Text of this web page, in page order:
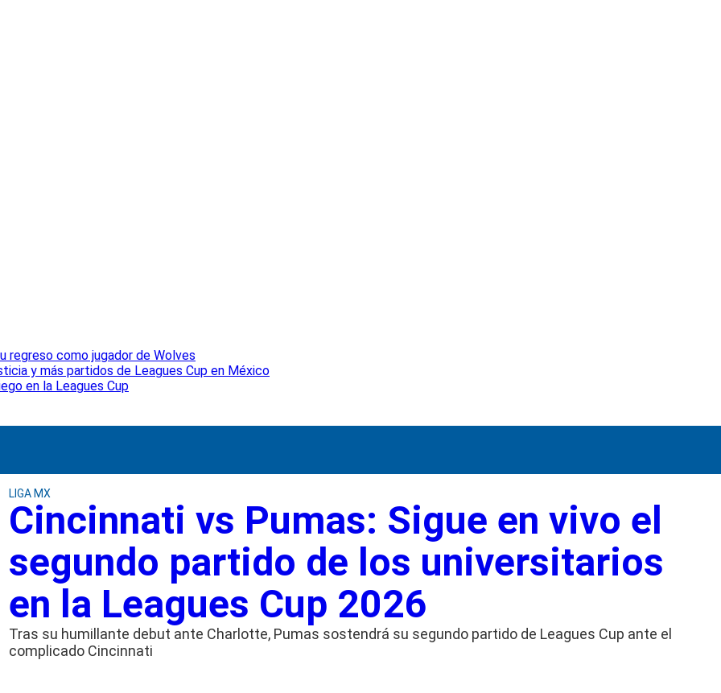
regreso como jugador de Wolves
y más partidos de Leagues Cup en México
en la Leagues Cup
LIGA MX
Cincinnati vs Pumas: Sigue en vivo el
segundo partido de los universitarios
en la Leagues Cup 2026
Tras su humillante debut ante Charlotte, Pumas sostendrá su segundo partido de Leagues Cup ante el
complicado Cincinnati